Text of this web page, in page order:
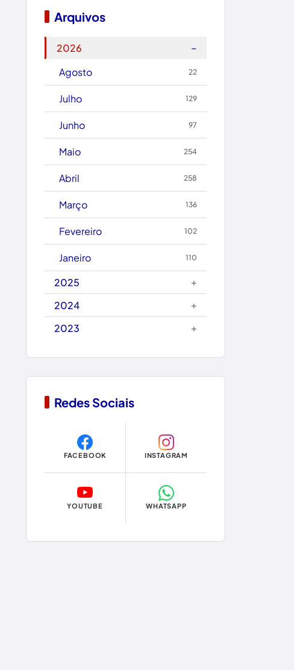
Boquira
Brumado
Caculé
Caetanos
Caetité
Candiba
Cândido Sales
Caraíbas
Carinhanha
Caturama
Chapada Diamantina
Condeúba
Copa do Mundo 2026
Dom Basílio
Economia
Educação
Eleições 2024
Arquivos
2026
−
Agosto
22
Julho 129
Junho 97
Maio 254
Abril 258
Março 136
Fevereiro 102
Janeiro 110
2025
+
2024
+
2023
+
Redes Sociais
FACEBOOK INSTAGRAM
YOUTUBE WHATSAPP